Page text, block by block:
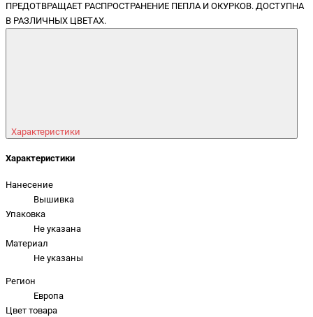
ПРЕДОТВРАЩАЕТ РАСПРОСТРАНЕНИЕ ПЕПЛА И ОКУРКОВ. ДОСТУПНА
В РАЗЛИЧНЫХ ЦВЕТАХ.
Характеристики
Характеристики
Нанесение
Вышивка
Упаковка
Не указана
Материал
Не указаны
Регион
Европа
Цвет товара